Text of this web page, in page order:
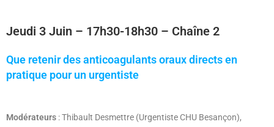
Jeudi 3 Juin – 17h30-18h30 – Chaîne 2
Que retenir des anticoagulants oraux directs en
pratique pour un urgentiste
Modérateurs : Thibault Desmettre (Urgentiste CHU Besançon),